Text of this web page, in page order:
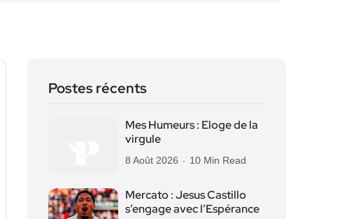
Postes récents
Mes Humeurs : Eloge de la
virgule
8 Août 2026 10 Min Read
Mercato : Jesus Castillo
s’engage avec l’Espérance